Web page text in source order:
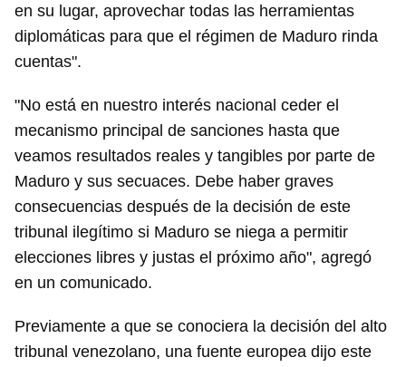
en su lugar, aprovechar todas las herramientas
diplomáticas para que el régimen de Maduro rinda
cuentas".
"No está en nuestro interés nacional ceder el
mecanismo principal de sanciones hasta que
veamos resultados reales y tangibles por parte de
Maduro y sus secuaces. Debe haber graves
consecuencias después de la decisión de este
tribunal ilegítimo si Maduro se niega a permitir
elecciones libres y justas el próximo año", agregó
en un comunicado.
Previamente a que se conociera la decisión del alto
tribunal venezolano, una fuente europea dijo este